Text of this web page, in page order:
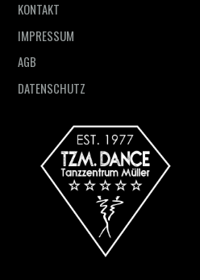
KONTAKT
IMPRESSUM
AGB
DATENSCHUTZ